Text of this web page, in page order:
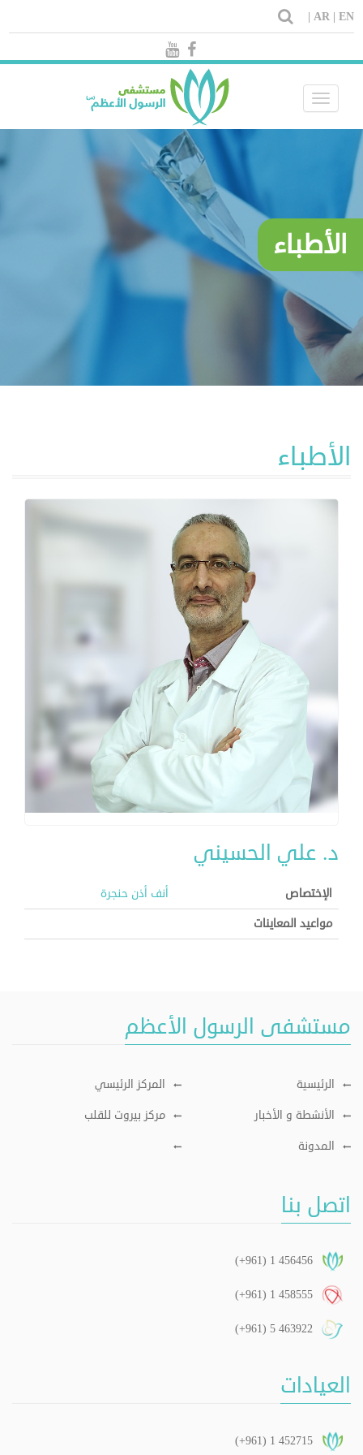
AR | EN |
Toggle
navigation
الأطباء
الأطباء
د. علي الحسيني
الإختصاص
أنف أذن حنجرة
مواعيد المعاينات
مستشفى الرسول الأعظم
الرئيسية
المركز الرئيسي
الأنشطة و الأخبار
مركز بيروت للقلب
المدونة
اتصل بنا
(+961) 1 456456
(+961) 1 458555
(+961) 5 463922
العيادات
(+961) 1 452715